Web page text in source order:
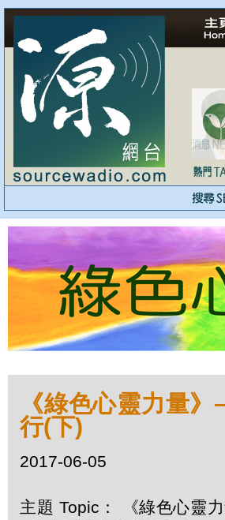
《綠色心靈力量
行(下)
2017-06-05
主題 Topic： 《綠色心靈